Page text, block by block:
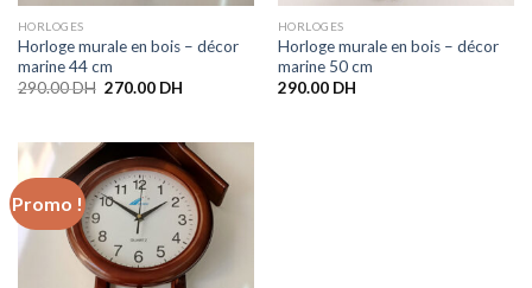
HORLOGES
Horloge murale en bois – décor
marine 44 cm
290.00DH 270.00 DH
HORLOGES
Horloge murale en bois – décor
marine 50 cm
290.00 DH
Promo !